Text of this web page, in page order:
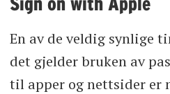
En av de veldig synlige
det gjelder bruken av
til apper og nettsider er